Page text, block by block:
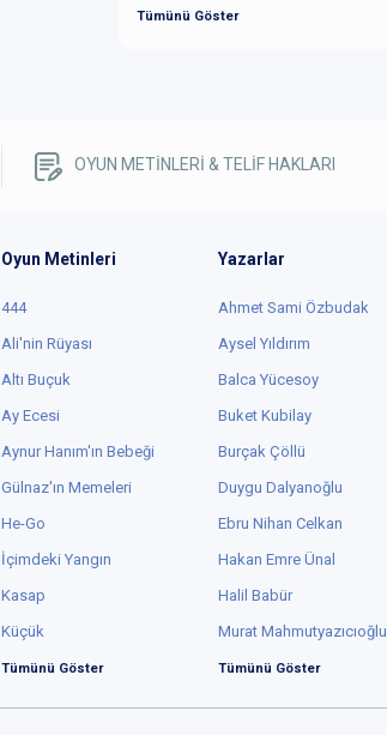
Tümünü Göster
OYUN METİNLERİ & TELİF HAKLARI
Oyun Metinleri
444
Ali'nin Rüyası
Altı Buçuk
Ay Ecesi
Aynur Hanım'ın Bebeği
Gülnaz'ın Memeleri
He-Go
İçimdeki Yangın
Kasap
Küçük
Tümünü Göster
Yazarlar
Ahmet Sami Özbudak
Aysel Yıldırım
Balca Yücesoy
Buket Kubilay
Burçak Çöllü
Duygu Dalyanoğlu
Ebru Nihan Celkan
Hakan Emre Ünal
Halil Babür
Murat Mahmutyazıcıoğlu
Tümünü Göster